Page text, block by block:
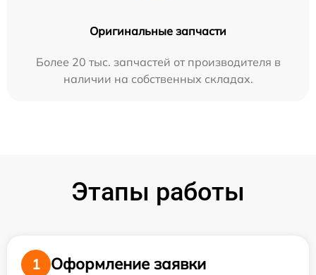
Оригинальные запчасти
Более 20 тыс. запчастей от производителя в
наличии на собственных складах.
Этапы работы
1
Оформление заявки